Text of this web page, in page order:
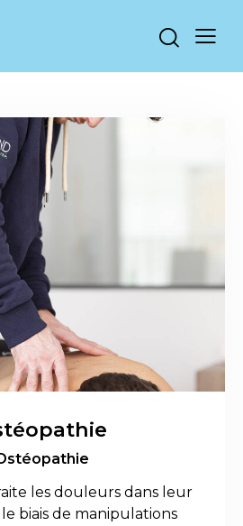
les douleurs dans leur
biais de manipulations